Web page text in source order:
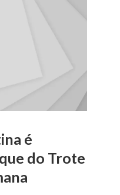
é
do Trote